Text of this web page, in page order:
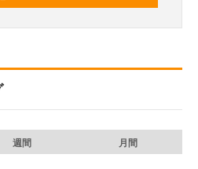
週間 月間